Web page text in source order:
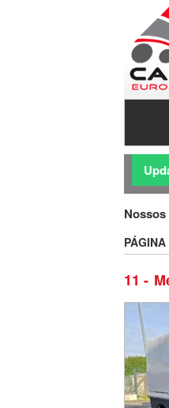
11
PÁGINA